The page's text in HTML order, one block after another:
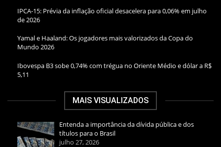
IPCA-15: Prévia da inflação oficial desacelera para 0,06% em julho
de 2026
Yamal e Haaland: Os jogadores mais valorizados da Copa do
Mundo 2026
Ibovespa B3 sobe 0,74% com trégua no Oriente Médio e dólar a R$
5,11
MAIS VISUALIZADOS
Entenda a importância da dívida pública e dos
títulos para o Brasil
julho 27, 2026